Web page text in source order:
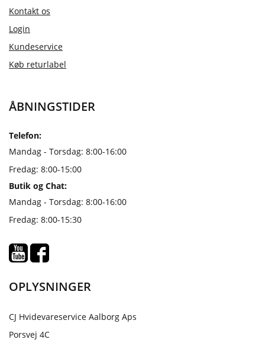
Kontakt os
Login
Kundeservice
Køb returlabel
ÅBNINGSTIDER
Telefon:
Mandag - Torsdag: 8:00-16:00
Fredag: 8:00-15:00
Butik og Chat:
Mandag - Torsdag: 8:00-16:00
Fredag: 8:00-15:30
OPLYSNINGER
CJ Hvidevareservice Aalborg Aps
Porsvej 4C